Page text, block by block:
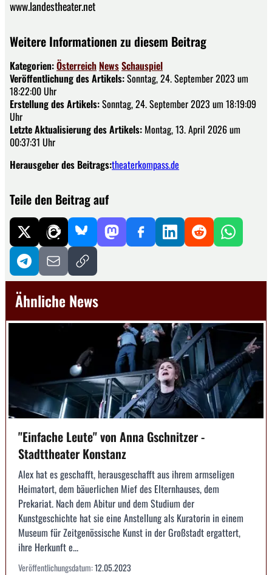
www.landestheater.net
Weitere Informationen zu diesem Beitrag
Kategorien:Österreich NewsSchauspiel
Veröffentlichung des Artikels:Sonntag, 24. September 2023 um
18:22:00 Uhr
Erstellung des Artikels:Sonntag, 24. September 2023 um 18:19:09
Uhr
Letzte Aktualisierung des Artikels: Montag, 13. April 2026 um
00:37:31 Uhr
Herausgeber des Beitrags:theaterkompass.de
Teile den Beitrag auf
Ähnliche News
"Einfache Leute" von Anna Gschnitzer -
Stadttheater Konstanz
Alex hat es geschafft, herausgeschafft aus ihrem armseligen
Heimatort, dem bäuerlichen Mief des Elternhauses, dem
Prekariat. Nach dem Abitur und dem Studium der
Kunstgeschichte hat sie eine Anstellung als Kuratorin in einem
Museum für Zeitgenössische Kunst in der Großstadt ergattert,
ihre Herkunft e...
Veröffentlichungsdatum:12.05.2023